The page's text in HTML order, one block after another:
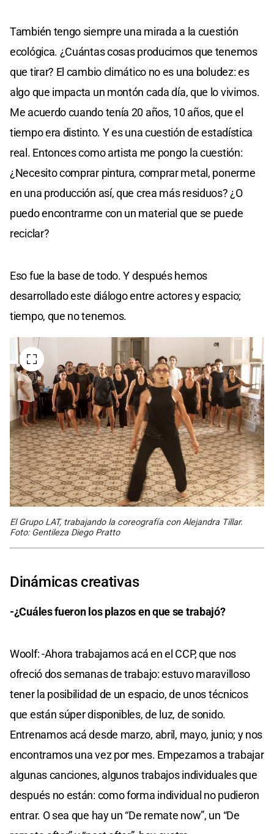
También tengo siempre una mirada a la cuestión
ecológica. ¿Cuántas cosas producimos que tenemos
que tirar? El cambio climático no es una boludez: es
algo que impacta un montón cada día, que lo vivimos.
Me acuerdo cuando tenía 20 años, 10 años, que el
tiempo era distinto. Y es una cuestión de estadística
real. Entonces como artista me pongo la cuestión:
¿Necesito comprar pintura, comprar metal, ponerme
en una producción así, que crea más residuos? ¿O
puedo encontrarme con un material que se puede
reciclar?
Eso fue la base de todo. Y después hemos
desarrollado este diálogo entre actores y espacio;
tiempo, que no tenemos.
El Grupo LAT, trabajando la coreografía con Alejandra Tillar.
Foto: Gentileza Diego Pratto
Dinámicas creativas
-¿Cuáles fueron los plazos en que se trabajó?
Woolf: -Ahora trabajamos acá en el CCP, que nos
ofreció dos semanas de trabajo: estuvo maravilloso
tener la posibilidad de un espacio, de unos técnicos
que están súper disponibles, de luz, de sonido.
Entrenamos acá desde marzo, abril, mayo, junio; y nos
encontramos una vez por mes. Empezamos a trabajar
algunas canciones, algunos trabajos individuales que
después no están: como forma individual no pudieron
entrar. O sea que hay un “De remate now”, un “De